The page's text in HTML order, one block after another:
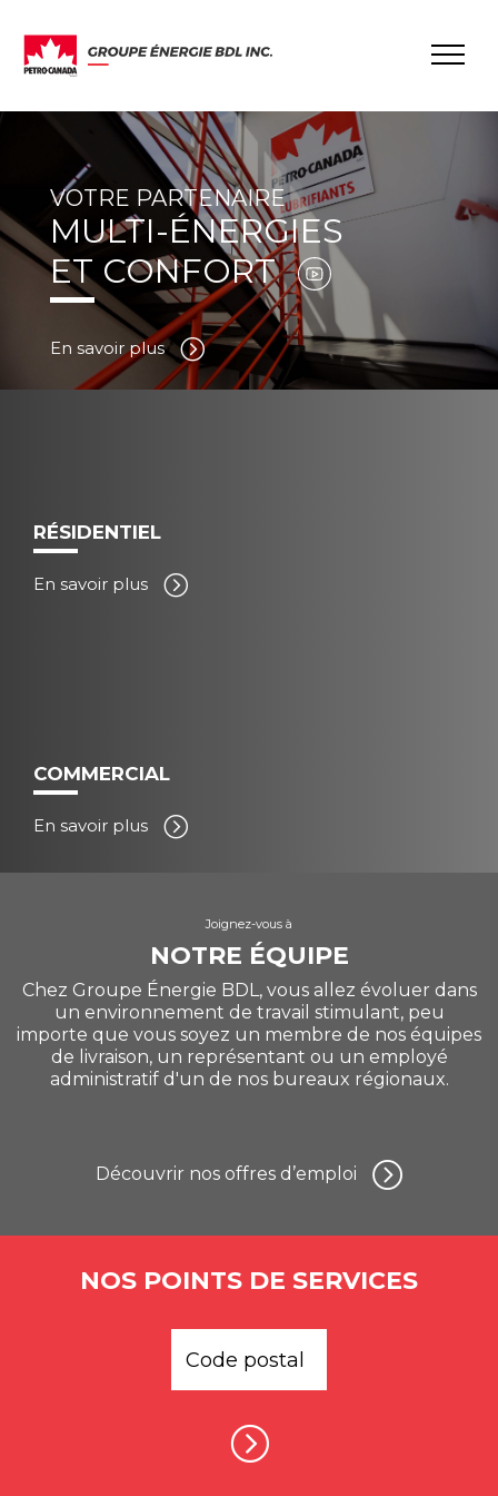
VOTRE PARTENAIRE
MULTI-ÉNERGIES
ET CONFORT
En savoir plus
RÉSIDENTIEL
En savoir plus
COMMERCIAL
En savoir plus
Joignez-vous à
NOTRE ÉQUIPE
Chez Groupe Énergie BDL, vous allez évoluer dans
un environnement de travail stimulant, peu
importe que vous soyez un membre de nos équipes
de livraison, un représentant ou un employé
administratif d'un de nos bureaux régionaux.
Découvrir nos offres d’emploi
NOS POINTS DE SERVICES